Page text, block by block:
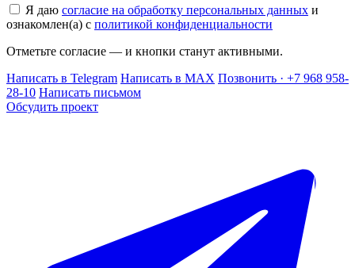
Я даю согласие на обработку персональных данных и
ознакомлен(а) с политикой конфиденциальности
Отметьте согласие — и кнопки станут активными.
Написать в Telegram Написать в MAX Позвонить · +7 968 958-
28-10 Написать письмом
Обсудить проект